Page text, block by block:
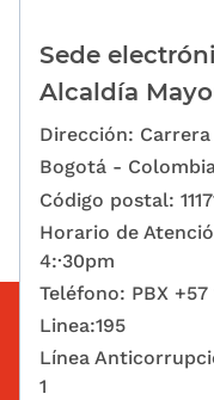
Sede
Alcaldía
Dirección:
Bogotá -
Código postal:
Horario de
4:·30pm
Teléfono: PBX +57
Linea:195
Línea
1